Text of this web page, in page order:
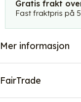
antall
Gratis frakt
Fast fraktpris på
Mer informasjon
FairTrade